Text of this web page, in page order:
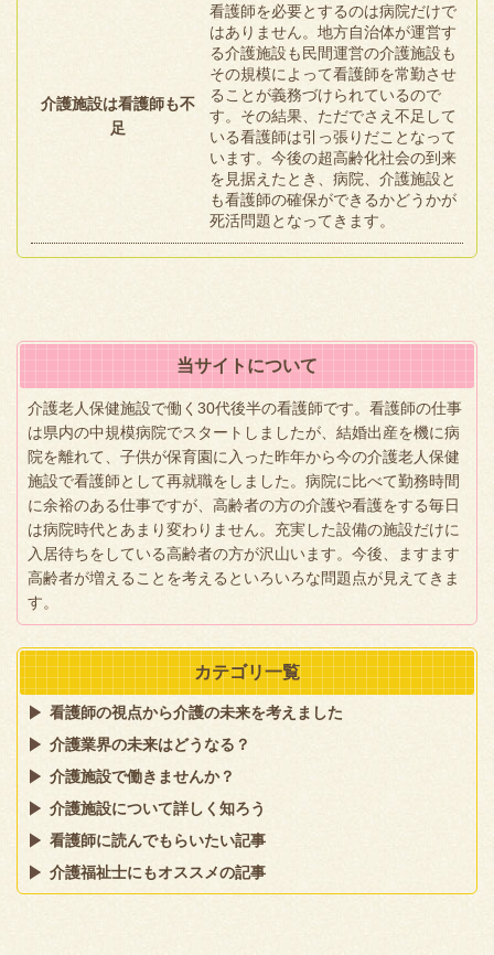
介護施設は看護師も不
足
看護師を必要とするのは病院だけで
はありません。地方自治体が運営す
る介護施設も民間運営の介護施設も
その規模によって看護師を常勤させ
ることが義務づけられているので
す。その結果、ただでさえ不足して
いる看護師は引っ張りだことなって
います。今後の超高齢化社会の到来
を見据えたとき、病院、介護施設と
も看護師の確保ができるかどうかが
死活問題となってきます。
当サイトについて
介護老人保健施設で働く30代後半の看護師です。看護師の仕事
は県内の中規模病院でスタートしましたが、結婚出産を機に病
院を離れて、子供が保育園に入った昨年から今の介護老人保健
施設で看護師として再就職をしました。病院に比べて勤務時間
に余裕のある仕事ですが、高齢者の方の介護や看護をする毎日
は病院時代とあまり変わりません。充実した設備の施設だけに
入居待ちをしている高齢者の方が沢山います。今後、ますます
高齢者が増えることを考えるといろいろな問題点が見えてきま
す。
カテゴリ一覧
看護師の視点から介護の未来を考えました
介護業界の未来はどうなる？
介護施設で働きませんか？
介護施設について詳しく知ろう
看護師に読んでもらいたい記事
介護福祉士にもオススメの記事